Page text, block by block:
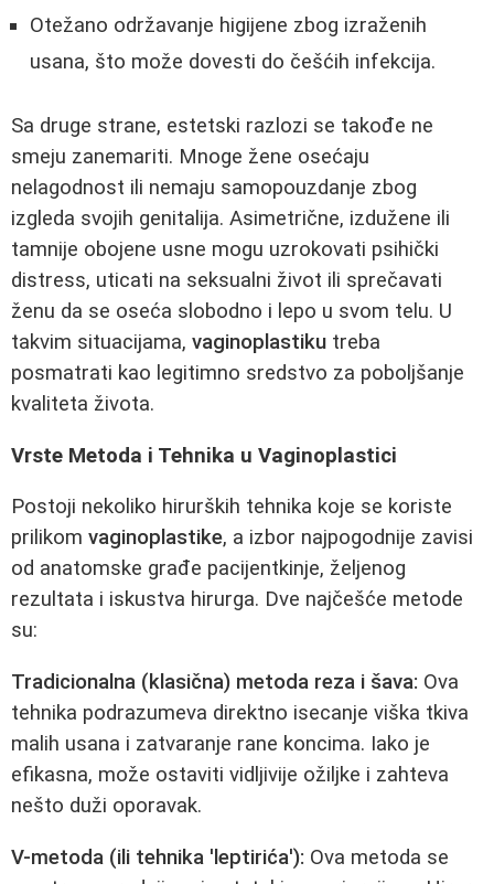
Otežano održavanje higijene zbog izraženih
usana, što može dovesti do češćih infekcija.
Sa druge strane, estetski razlozi se takođe ne
smeju zanemariti. Mnoge žene osećaju
nelagodnost ili nemaju samopouzdanje zbog
izgleda svojih genitalija. Asimetrične, izdužene ili
tamnije obojene usne mogu uzrokovati psihički
distress, uticati na seksualni život ili sprečavati
ženu da se oseća slobodno i lepo u svom telu. U
takvim situacijama, vaginoplastiku treba
posmatrati kao legitimno sredstvo za poboljšanje
kvaliteta života.
Vrste Metoda i Tehnika u Vaginoplastici
Postoji nekoliko hirurških tehnika koje se koriste
prilikom vaginoplastike, a izbor najpogodnije zavisi
od anatomske građe pacijentkinje, željenog
rezultata i iskustva hirurga. Dve najčešće metode
su:
Tradicionalna (klasična) metoda reza i šava: Ova
tehnika podrazumeva direktno isecanje viška tkiva
malih usana i zatvaranje rane koncima. Iako je
efikasna, može ostaviti vidljivije ožiljke i zahteva
nešto duži oporavak.
V-metoda (ili tehnika 'leptirića'): Ova metoda se